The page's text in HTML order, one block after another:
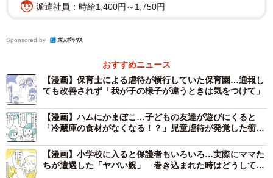
ちゃんから連絡がありました。
話を聞いてみると、「保護者にはなんの連絡もなく、給食
もないの」「子どもたちが遊ぶ自由時間には保育士から園
児に『ママには内緒だよ』とゲーム機やタブレットを渡し
たり、DVDを流しっぱなしにされている」と耳を疑うよう
な話が。
その間、保育士はなにをしているの？と聞くと、「子ども
たちが居ない空き教室で、保育士は喫煙したり休憩してる
派遣社員：時給1,400円～1,750円
Sponsored by
おすすめニュース
【漫画】保育士による虐待が横行していた保育園…通報し
ても改善されず「我が子の様子が違うときは気をつけて」
【漫画】ハムにかまぼこ…子どもの友達が遊びにくると
「冷蔵庫の食材がなくなる！？」児童虐待が発覚した衝撃
【漫画】小学校に入ると保護者もいろいろ…実際にママた
ちが遭遇した「ヤバい親」 巻き込まれた時はどうして